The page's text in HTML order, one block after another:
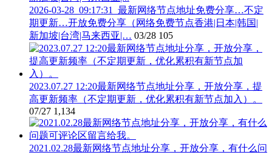
2026-03-28_09:17:31_最新网络节点地址免费分享…不定
期更新…开放免费分享（网络免费节点香港|日本|韩国|
新加坡|台湾|马来西亚|… 03/28 105
2023.07.27 12:20最新网络节点地址分享，开放分享，提
高更新频率（不定期更新，优化累积有新节点加入）。
07/27 1,134
2021.02.28最新网络节点地址分享，开放分享，有什么问